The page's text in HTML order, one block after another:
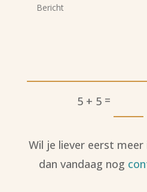
5 + 5 =
Wil je liever eerst
dan vandaag nog